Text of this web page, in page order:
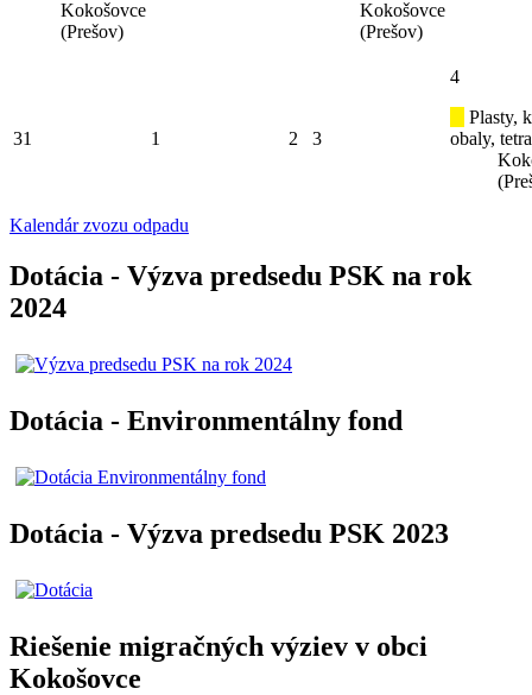
Kokošovce
(Prešov)
Kokošovce
(Prešov)
31 1 2 3
4
Plasty,
obaly,
Kalendár zvozu odpadu
Dotácia - Výzva predsedu PSK na rok
2024
Dotácia - Environmentálny fond
Dotácia - Výzva predsedu PSK 2023
Riešenie migračných výziev v obci
Kokošovce